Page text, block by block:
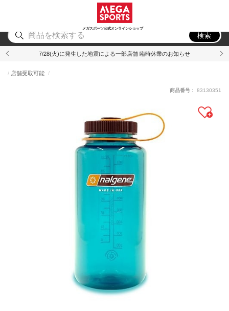
メガスポーツ公式オンラインショップ
アウトドア
検索
7/28(火)に発生した地震による一部店舗 臨時休業のお知らせ
店舗受取可能
商品番号： 83130351